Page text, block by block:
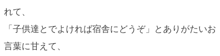
れて、
「子供達とでよければ宿舎にどうぞ」とありがたいお
言葉に甘えて、